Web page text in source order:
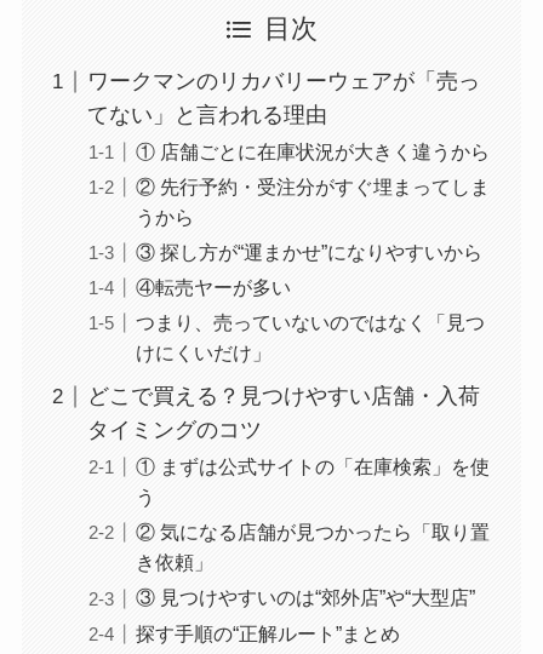
目次
ワークマンのリカバリーウェアが「売っ
てない」と言われる理由
① 店舗ごとに在庫状況が大きく違うから
② 先行予約・受注分がすぐ埋まってしま
うから
③ 探し方が“運まかせ”になりやすいから
④転売ヤーが多い
つまり、売っていないのではなく「見つ
けにくいだけ」
どこで買える？見つけやすい店舗・入荷
タイミングのコツ
① まずは公式サイトの「在庫検索」を使
う
② 気になる店舗が見つかったら「取り置
き依頼」
③ 見つけやすいのは“郊外店”や“大型店”
探す手順の“正解ルート”まとめ